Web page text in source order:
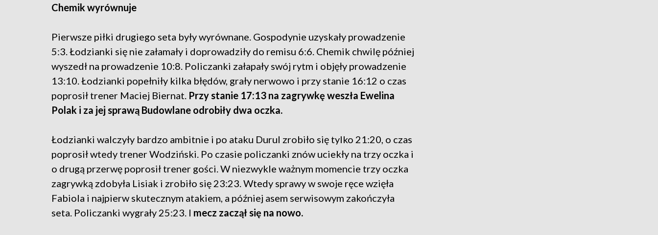
Chemik wyrównuje
Pierwsze piłki drugiego seta były wyrównane. Gospodynie uzyskały prowadzenie
5:3. Łodzianki się nie załamały i doprowadziły do remisu 6:6. Chemik chwilę później
wyszedł na prowadzenie 10:8. Policzanki załapały swój rytm i objęły prowadzenie
13:10. Łodzianki popełniły kilka błędów, grały nerwowo i przy stanie 16:12 o czas
poprosił trener Maciej Biernat. Przy stanie 17:13 na zagrywkę weszła Ewelina
Polak i za jej sprawą Budowlane odrobiły dwa oczka.
Łodzianki walczyły bardzo ambitnie i po ataku Durul zrobiło się tylko 21:20, o czas
poprosił wtedy trener Wodziński. Po czasie policzanki znów uciekły na trzy oczka i
o drugą przerwę poprosił trener gości. W niezwykle ważnym momencie trzy oczka
zagrywką zdobyła Lisiak i zrobiło się 23:23. Wtedy sprawy w swoje ręce wzięła
Fabiola i najpierw skutecznym atakiem, a później asem serwisowym zakończyła
seta. Policzanki wygrały 25:23. I mecz zaczął się na nowo.